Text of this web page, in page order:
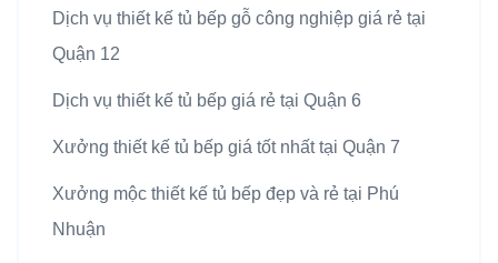
Dịch vụ thiết kế tủ bếp gỗ công nghiệp giá rẻ tại
Quận 12
Dịch vụ thiết kế tủ bếp giá rẻ tại Quận 6
Xưởng thiết kế tủ bếp giá tốt nhất tại Quận 7
Xưởng mộc thiết kế tủ bếp đẹp và rẻ tại Phú
Nhuận